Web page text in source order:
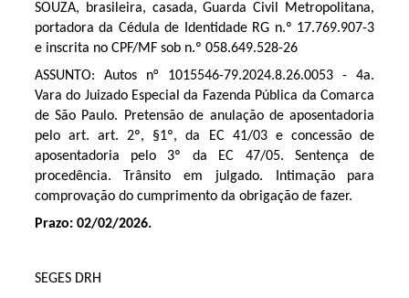
SOUZA, brasileira, casada, Guarda Civil Metropolitana,
portadora da Cédula de Identidade RG n.º 17.769.907-3
e inscrita no CPF/MF sob n.º 058.649.528-26
ASSUNTO: Autos n° 1015546-79.2024.8.26.0053- 4a.
Vara do Juizado Especial da Fazenda Pública da Comarca
de São Paulo. Pretensão de anulação de aposentadoria
pelo art. art. 2º, §1º, da EC 41/03 e concessão de
aposentadoria pelo 3º da EC 47/05. Sentença de
procedência. Trânsito em julgado. Intimação para
comprovação do cumprimento da obrigação de fazer.
Prazo: 02/02/2026.
SEGES DRH